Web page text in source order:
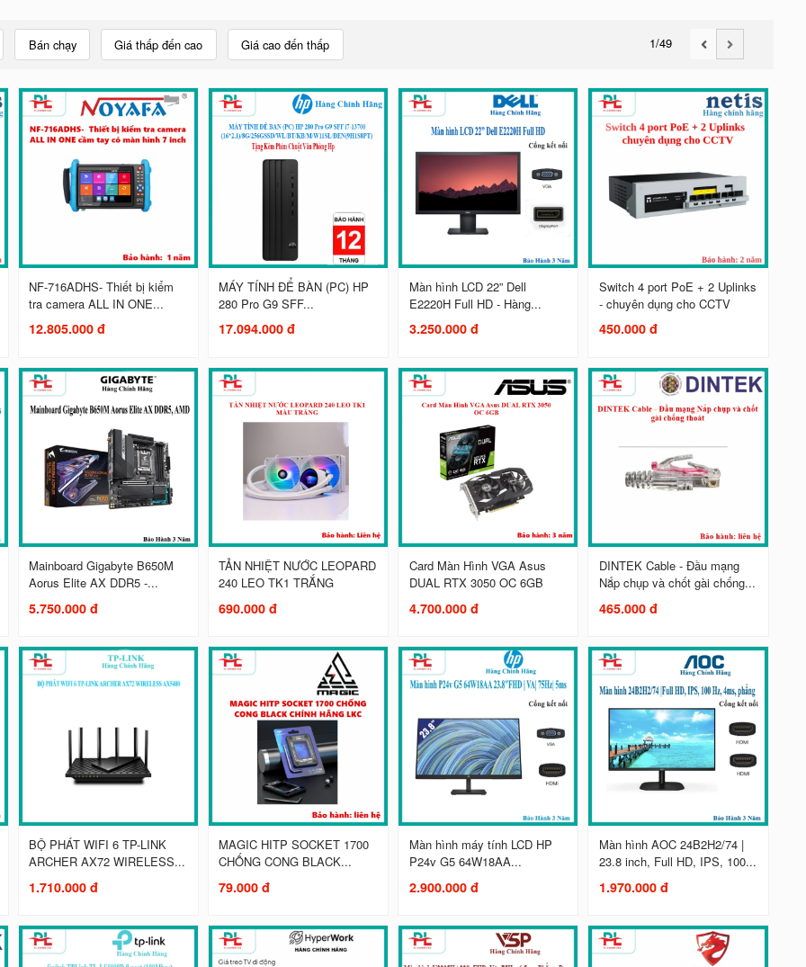
Bán chạy Giá thấp đến cao Giá cao đến thấp 1/49
NF-716ADHS- Thiết bị kiểm
tra camera ALL IN ONE...
12.805.000 đ
MÁY TÍNH ĐỂ BÀN (PC) HP
280 Pro G9 SFF...
17.094.000 đ
Màn hình LCD 22” Dell
E2220H Full HD - Hàng...
3.250.000 đ
Switch 4 port PoE + 2 Uplinks
- chuyên dụng cho CCTV
450.000 đ
Mainboard Gigabyte B650M
Aorus Elite AX DDR5 -...
5.750.000 đ
TẢN NHIỆT NƯỚC LEOPARD
240 LEO TK1 TRẮNG
690.000 đ
Card Màn Hình VGA Asus
DUAL RTX 3050 OC 6GB
4.700.000 đ
DINTEK Cable - Đầu mạng
Nắp chụp và chốt gài chống...
465.000 đ
BỘ PHÁT WIFI 6 TP-LINK
ARCHER AX72 WIRELESS...
1.710.000 đ
MAGIC HITP SOCKET 1700
CHỐNG CONG BLACK...
79.000 đ
Màn hình máy tính LCD HP
P24v G5 64W18AA...
2.900.000 đ
Màn hình AOC 24B2H2/74 |
23.8 inch, Full HD, IPS, 100...
1.970.000 đ